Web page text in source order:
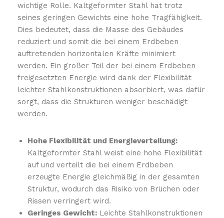
wichtige Rolle. Kaltgeformter Stahl hat trotz
seines geringen Gewichts eine hohe Tragfähigkeit.
Dies bedeutet, dass die Masse des Gebäudes
reduziert und somit die bei einem Erdbeben
auftretenden horizontalen Kräfte minimiert
werden. Ein großer Teil der bei einem Erdbeben
freigesetzten Energie wird dank der Flexibilität
leichter Stahlkonstruktionen absorbiert, was dafür
sorgt, dass die Strukturen weniger beschädigt
werden.
Hohe Flexibilität und Energieverteilung:
Kaltgeformter Stahl weist eine hohe Flexibilität
auf und verteilt die bei einem Erdbeben
erzeugte Energie gleichmäßig in der gesamten
Struktur, wodurch das Risiko von Brüchen oder
Rissen verringert wird.
Geringes Gewicht: Leichte Stahlkonstruktionen